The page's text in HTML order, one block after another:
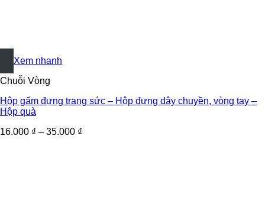
+
Xem nhanh
Chuỗi Vòng
Hộp gấm đựng trang sức – Hộp đựng dây chuyền, vòng tay –
Hộp quà
16.000 ₫ – 35.000 ₫